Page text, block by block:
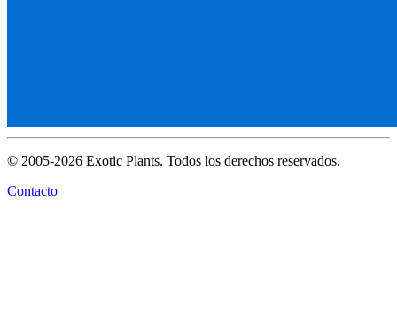
© 2005-2026 Exotic Plants. Todos los derechos reservados.
Contacto